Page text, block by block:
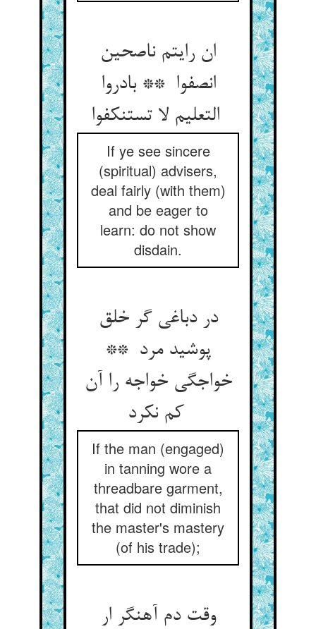
ان رایتم ناصحین
انصفوا ** بادروا
If ye see sincere
(spiritual) advisers,
deal fairly (with them)
and be eager to
learn: do not show
disdain.
در دباغی گر خلق
پوشید مرد **
خواجگی خواجه را آن
کم نکرد
If the man (engaged)
in tanning wore a
threadbare garment,
that did not diminish
the master's mastery
(of his trade);
وقت دم آهنگر ار